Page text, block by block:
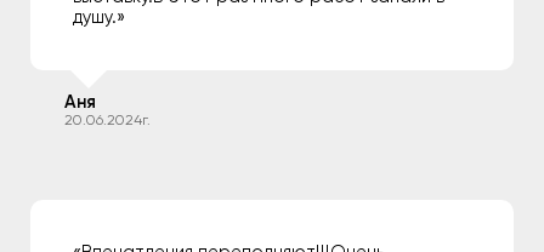
душу.»
Аня
20.06.2024г.